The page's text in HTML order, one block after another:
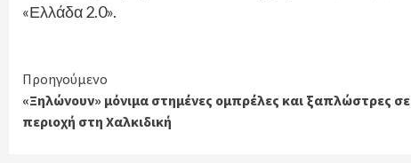
«Ελλάδα 2.0».
Continue
Reading
Προηγούμενο
«Ξηλώνουν» μόνιμα στημένες ομπρέλες και ξαπλώστρες σε
περιοχή στη Χαλκιδική